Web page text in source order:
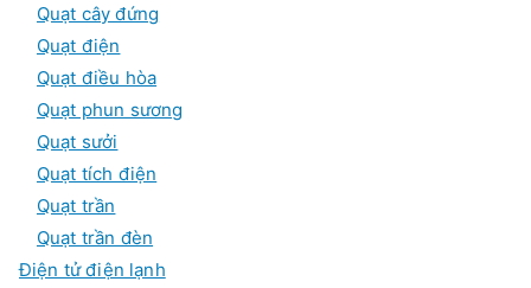
Quạt cây đứng
Quạt điện
Quạt điều hòa
Quạt phun sương
Quạt sưởi
Quạt tích điện
Quạt trần
Quạt trần đèn
Điện tử điện lạnh